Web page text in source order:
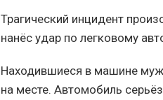
Трагический инцидент
нанёс удар по легковому
Находившиеся в машине
на месте. Автомобиль